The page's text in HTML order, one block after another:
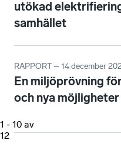
1 - 10 av
12
utökad
samhället
RAPPORT – 14 december
En miljöprövning
och nya möjligheter